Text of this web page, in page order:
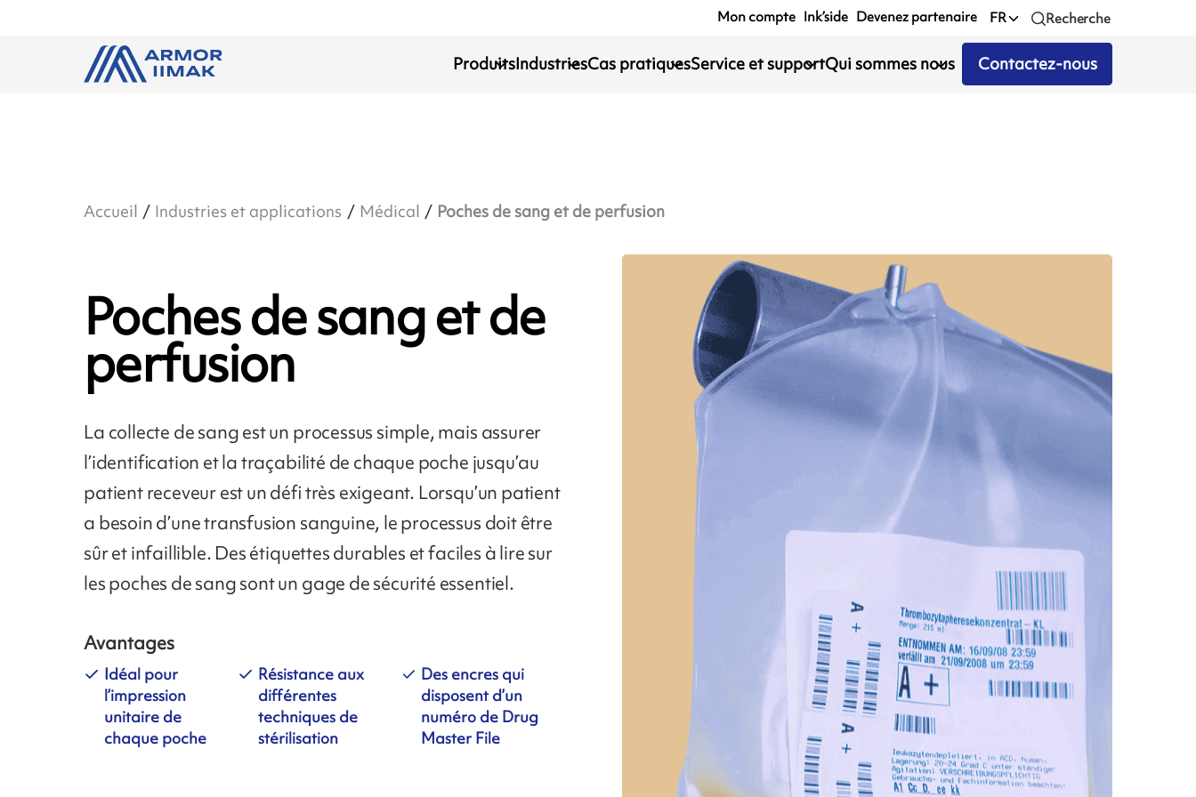
Mon compte Ink’side Devenez partenaire FR Recherche
ProduitsIndustriesCas pratiquesService et supportQui sommes nous Contactez-nous
Accueil Industries et applications Médical Poches de sang et de perfusion
Poches de sang et de
perfusion
La collecte de sang est un processus simple, mais assurer
l’identification et la traçabilité de chaque poche jusqu’au
patient receveur est un défi très exigeant. Lorsqu’un patient
a besoin d’une transfusion sanguine, le processus doit être
sûr et infaillible. Des étiquettes durables et faciles à lire sur
les poches de sang sont un gage de sécurité essentiel.
Avantages
Idéal pour
l’impression
unitaire de
chaque poche
Résistance aux
différentes
techniques de
stérilisation
Des encres qui
disposent d’un
numéro de Drug
Master File